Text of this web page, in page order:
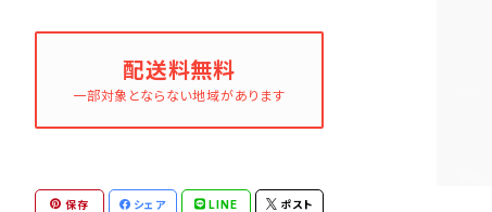
配送料無料
一部対象とならない地域があります
保存 シェア LINE ポスト